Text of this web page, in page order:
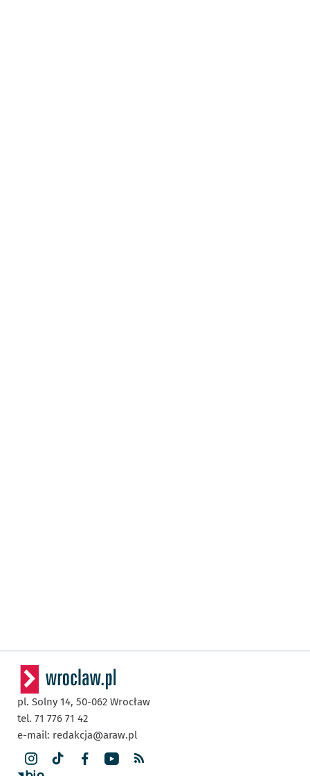
pl. Solny 14, 50-062 Wrocław
tel. 71 776 71 42
e-mail: redakcja@araw.pl